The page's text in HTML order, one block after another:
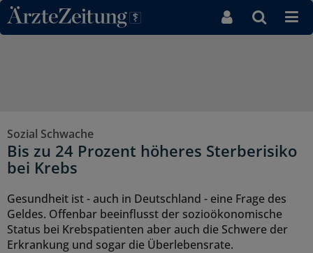
Direkt zum Inhaltsbereich
Sozial Schwache
Bis zu 24 Prozent höheres Sterberisiko
bei Krebs
Gesundheit ist - auch in Deutschland - eine Frage des
Geldes. Offenbar beeinflusst der sozioökonomische
Status bei Krebspatienten aber auch die Schwere der
Erkrankung und sogar die Überlebensrate.